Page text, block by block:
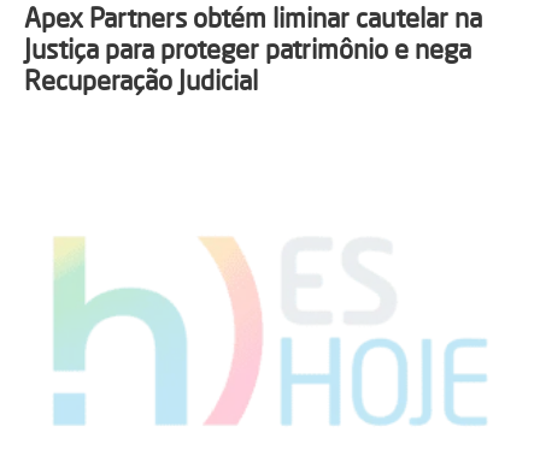
Apex Partners obtém liminar cautelar na
Justiça para proteger patrimônio e nega
Recuperação Judicial